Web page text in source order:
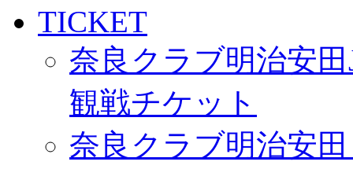
TICKET
奈良クラブ明治安
観戦チケット
奈良クラブ明治安